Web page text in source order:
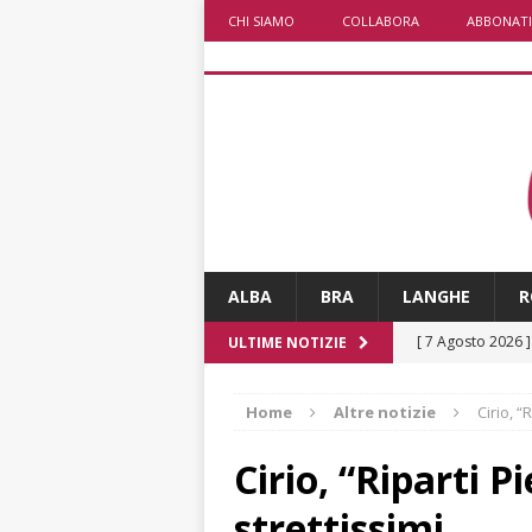
CHI SIAMO COLLABORA ABBONATI
ALBA BRA LANGHE
ULTIME NOTIZIE [ 7 Agosto 2026 ]
[ 6 Agosto 2026
terra e la
Home Altre notizie Cirio,
Cirio, “Riparti